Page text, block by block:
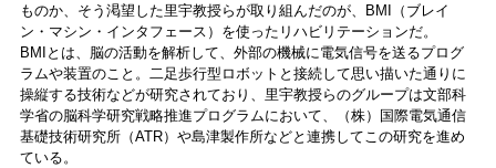
ものか、そう渇望した里宇教授らが取り組んだのが、BMI（ブレイ
ン・マシン・インタフェース）を使ったリハビリテーションだ。
BMIとは、脳の活動を解析して、外部の機械に電気信号を送るプログ
ラムや装置のこと。二足歩行型ロボットと接続して思い描いた通りに
操縦する技術などが研究されており、里宇教授らのグループは文部科
学省の脳科学研究戦略推進プログラムにおいて、（株）国際電気通信
基礎技術研究所（ATR）や島津製作所などと連携してこの研究を進め
ている。